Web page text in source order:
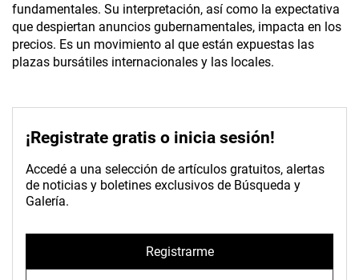
fundamentales. Su interpretación, así como la expectativa
que despiertan anuncios gubernamentales, impacta en los
precios. Es un movimiento al que están expuestas las
plazas bursátiles internacionales y las locales.
¡Registrate gratis o inicia sesión!
Accedé a una selección de artículos gratuitos, alertas
de noticias y boletines exclusivos de Búsqueda y
Galería.
Registrarme